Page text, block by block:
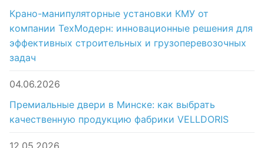
Крано-манипуляторные установки КМУ от
компании ТехМодерн: инновационные решения для
эффективных строительных и грузоперевозочных
задач
04.06.2026
Премиальные двери в Минске: как выбрать
качественную продукцию фабрики VELLDORIS
12.05.2026